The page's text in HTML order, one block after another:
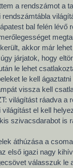
a rendszámot a
rendszámtábla
bal felén lévő
akkor már
járjatok, hogy
le lehet
le kell
vissza kell
világítást ráadva a
világítást el kell
szivacsdarabot is
áthúzása a
első igazi nagy
válasszuk le